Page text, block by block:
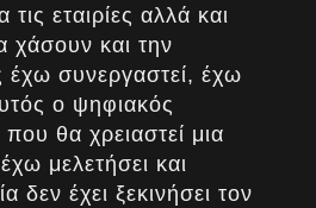
εταιρίες αλλά και
χάσουν και την
έχω συνεργαστεί, έχω
ο ψηφιακός
θα χρειαστεί μια
μελετήσει και
έχει ξεκινήσει τον